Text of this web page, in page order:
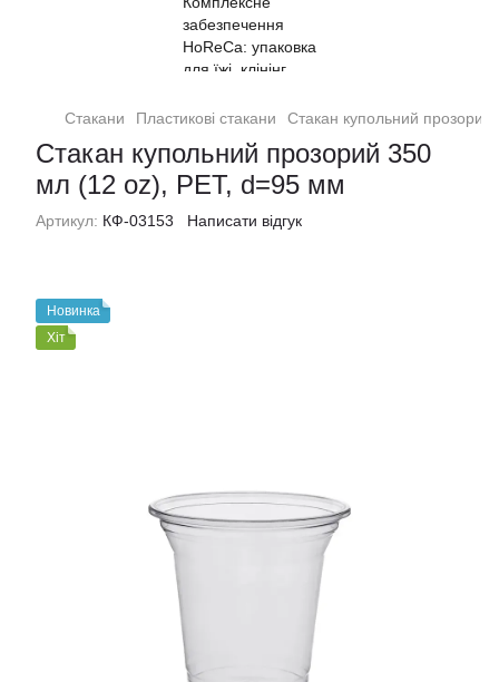
Стакани Пластикові стакани Стакан купольний
Стакан купольний прозорий 350
мл (12 oz), PET, d=95 мм
Артикул: КФ-03153 Написати відгук
Новинка
Хіт